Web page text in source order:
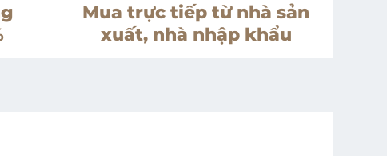
Mua trực tiếp từ nhà sản
xuất, nhà nhập khẩu